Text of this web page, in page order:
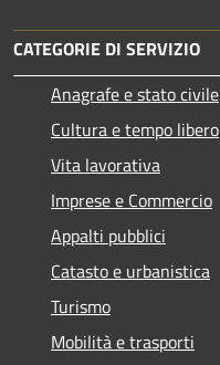
CATEGORIE DI SERVIZIO
Anagrafe e stato civile
Cultura e tempo libero
Vita lavorativa
Imprese e Commercio
Appalti pubblici
Catasto e urbanistica
Turismo
Mobilità e trasporti